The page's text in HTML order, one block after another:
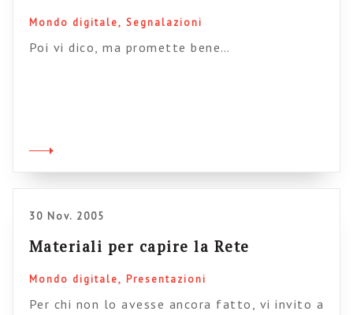
Mondo digitale Segnalazioni
Poi vi dico, ma promette bene…
30 Nov. 2005
Materiali per capire la Rete
Mondo digitale Presentazioni
Per chi non lo avesse ancora fatto, vi invito a